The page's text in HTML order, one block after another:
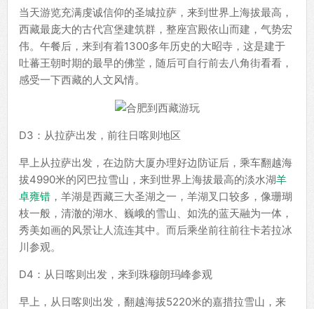
当天游览充满虔诚信仰的圣城拉萨，来到世界上海拔最高，
西藏最庞大的古代宫堡建筑群，整座宫殿依山而建，气势宏
伟。午餐后，来到有着1300多年历史的大昭寺，这是建于
吐蕃王朝时期的最早的佛堂，随后可自行前去八角街看看，
感受一下西藏的人文风情。
D3：从拉萨出发，前往日喀则地区
早上从拉萨出发，在边防大厦办理好边防证后，乘车翻越海
拔4990米的冈巴拉雪山，来到世界上海拔最高的淡水湖羊
卓雍错 ，羊湖是西藏三大圣湖之一，羊湖叉口较多，像珊瑚
枝一般，清澈的湖水、巍峨的雪山、如洗的蓝天融为一体，
秀美如画的风景让人流连其中。而后乘坐前往前往卡若拉冰
川参观。
D4：从日喀则出发，来到珠穆朗玛峰参观
早上，从日喀则出发，翻越海拔5220米的嘉措拉雪山，来